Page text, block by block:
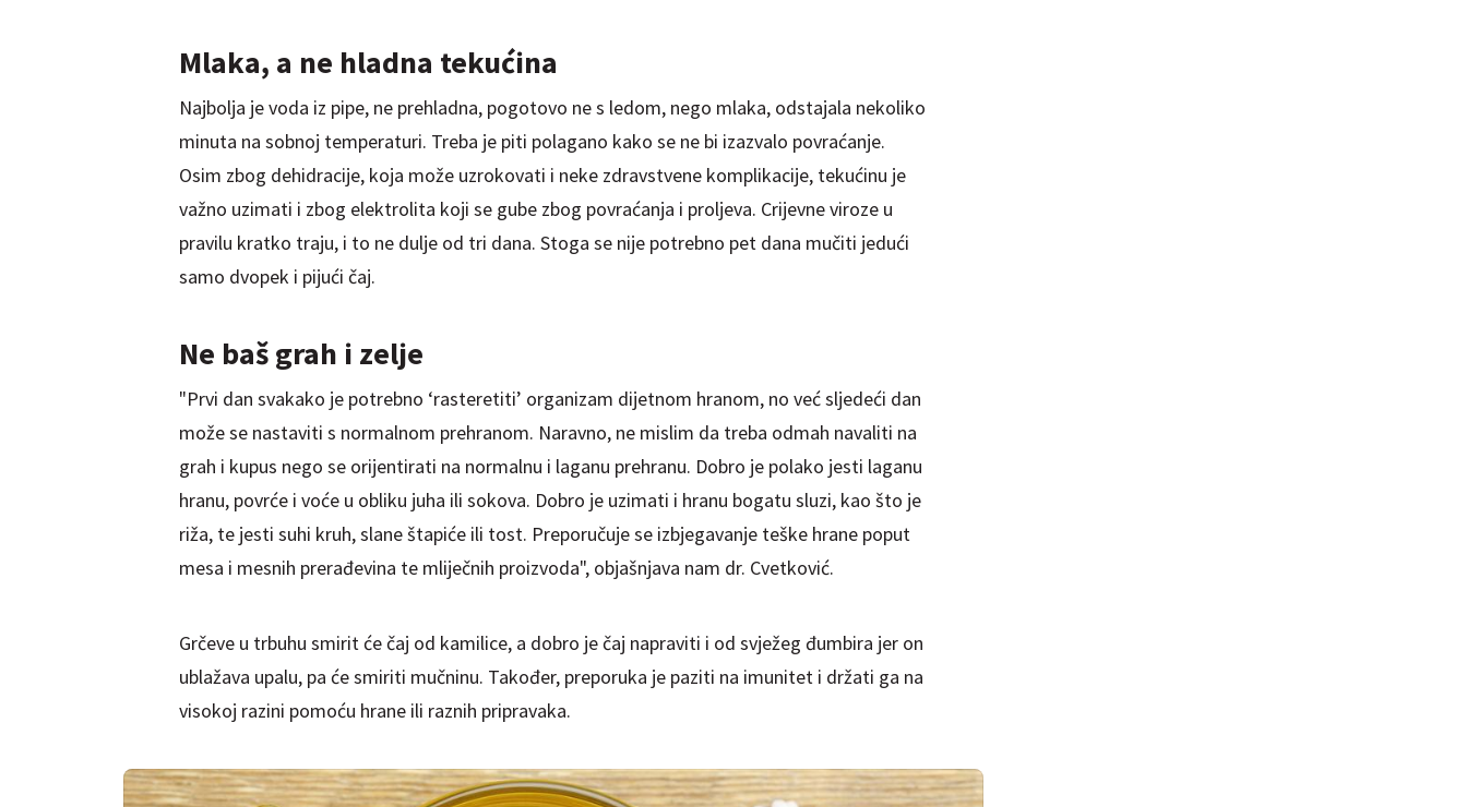
Mlaka, a ne hladna tekućina
Najbolja je voda iz pipe, ne prehladna, pogotovo ne s ledom, nego mlaka, odstajala nekoliko
minuta na sobnoj temperaturi. Treba je piti polagano kako se ne bi izazvalo povraćanje.
Osim zbog dehidracije, koja može uzrokovati i neke zdravstvene komplikacije, tekućinu je
važno uzimati i zbog elektrolita koji se gube zbog povraćanja i proljeva. Crijevne viroze u
pravilu kratko traju, i to ne dulje od tri dana. Stoga se nije potrebno pet dana mučiti jedući
samo dvopek i pijući čaj.
Ne baš grah i zelje
"Prvi dan svakako je potrebno ‘rasteretiti’ organizam dijetnom hranom, no već sljedeći dan
može se nastaviti s normalnom prehranom. Naravno, ne mislim da treba odmah navaliti na
grah i kupus nego se orijentirati na normalnu i laganu prehranu. Dobro je polako jesti laganu
hranu, povrće i voće u obliku juha ili sokova. Dobro je uzimati i hranu bogatu sluzi, kao što je
riža, te jesti suhi kruh, slane štapiće ili tost. Preporučuje se izbjegavanje teške hrane poput
mesa i mesnih prerađevina te mliječnih proizvoda", objašnjava nam dr. Cvetković.
Grčeve u trbuhu smirit će čaj od kamilice, a dobro je čaj napraviti i od svježeg đumbira jer on
ublažava upalu, pa će smiriti mučninu. Također, preporuka je paziti na imunitet i držati ga na
visokoj razini pomoću hrane ili raznih pripravaka.